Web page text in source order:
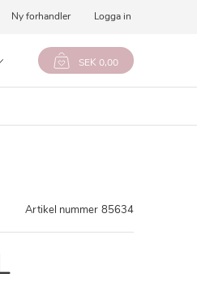
Ny forhandler Logga in
SEK 0,00
Artikel nummer 85634